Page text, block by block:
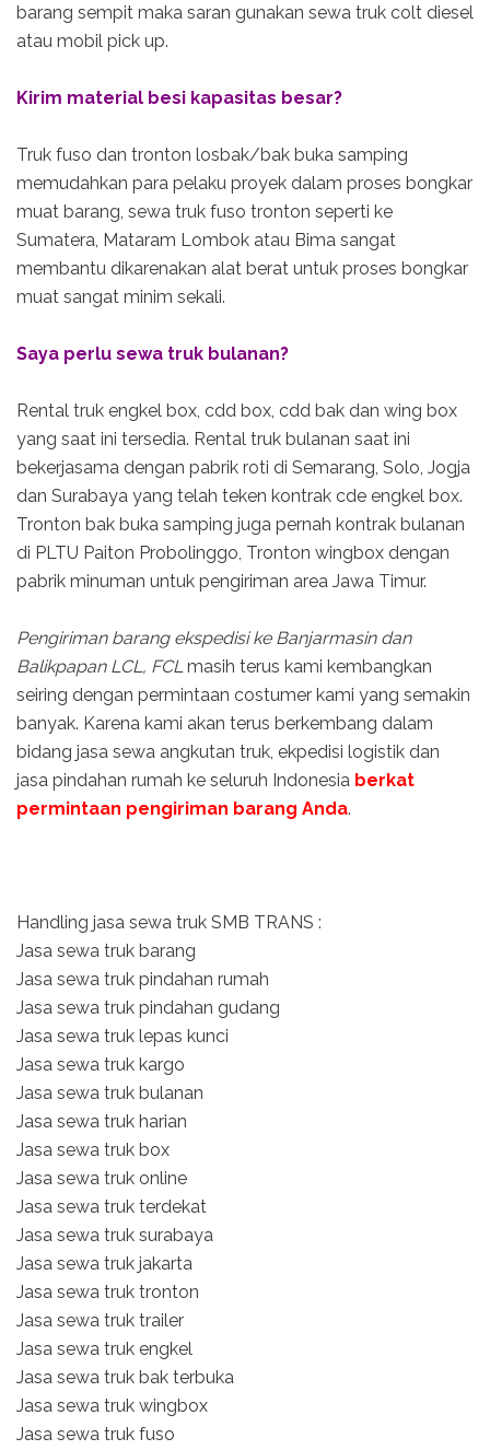
barang sempit maka saran gunakan sewa truk colt diesel
atau mobil pick up.
Kirim material besi kapasitas besar?
Truk fuso dan tronton losbak/bak buka samping
memudahkan para pelaku proyek dalam proses bongkar
muat barang, sewa truk fuso tronton seperti ke
Sumatera, Mataram Lombok atau Bima sangat
membantu dikarenakan alat berat untuk proses bongkar
muat sangat minim sekali.
Saya perlu sewa truk bulanan?
Rental truk engkel box, cdd box, cdd bak dan wing box
yang saat ini tersedia. Rental truk bulanan saat ini
bekerjasama dengan pabrik roti di Semarang, Solo, Jogja
dan Surabaya yang telah teken kontrak cde engkel box.
Tronton bak buka samping juga pernah kontrak bulanan
di PLTU Paiton Probolinggo, Tronton wingbox dengan
pabrik minuman untuk pengiriman area Jawa Timur.
Pengiriman barang ekspedisi ke Banjarmasin dan
Balikpapan LCL, FCLmasih terus kami kembangkan
seiring dengan permintaan costumer kami yang semakin
banyak. Karena kami akan terus berkembang dalam
bidang jasa sewa angkutan truk, ekpedisi logistik dan
jasa pindahan rumah ke seluruh Indonesia berkat
permintaan pengiriman barang Anda.
Handling jasa sewa truk SMB TRANS :
Jasa sewa truk barang
Jasa sewa truk pindahan rumah
Jasa sewa truk pindahan gudang
Jasa sewa truk lepas kunci
Jasa sewa truk kargo
Jasa sewa truk bulanan
Jasa sewa truk harian
Jasa sewa truk box
Jasa sewa truk online
Jasa sewa truk terdekat
Jasa sewa truk surabaya
Jasa sewa truk jakarta
Jasa sewa truk tronton
Jasa sewa truk trailer
Jasa sewa truk engkel
Jasa sewa truk bak terbuka
Jasa sewa truk wingbox
Jasa sewa truk fuso